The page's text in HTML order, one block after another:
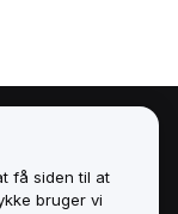
få siden til at
bruger vi